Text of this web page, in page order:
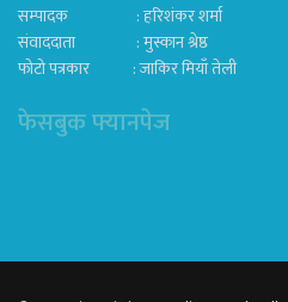
सम्पादक : हरिशंकर शर्मा
संवाददाता : मुस्कान श्रेष्ठ
फोटो पत्रकार : जाकिर मियाँ तेली
फेसबुक फ्यानपेज